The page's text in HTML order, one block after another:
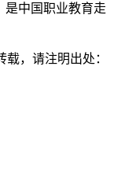
是中国职业教育走
，请注明出处：